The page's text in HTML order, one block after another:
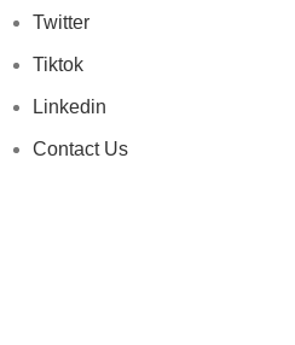
Twitter
Tiktok
Linkedin
Contact Us